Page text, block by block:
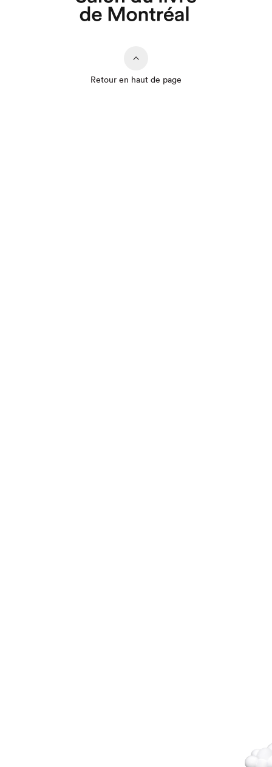
Retour en haut de page